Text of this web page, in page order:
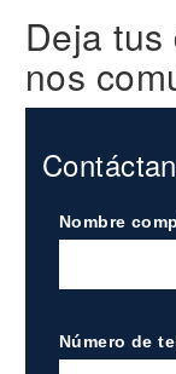
Deja
nos
Nombre
Número de